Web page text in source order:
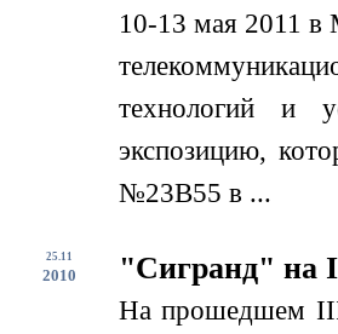
10-13 мая 2011 в
технологий и
экспозицию,
№23B55 в ...
25.11
2010 "Сигранд" на
На прошедшем III